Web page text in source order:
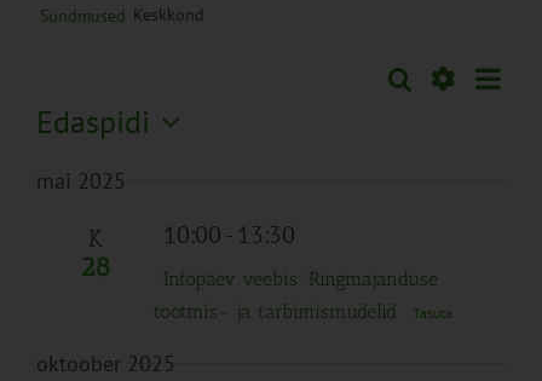
Sündmused Keskkond
Sündmused
Otsi
Edaspidi
kuupäev.
mai 2025
K
28
10:00- 13:30
Infopäev veebis: Ringmajanduse
tootmis- ja tarbimismudelid
Tasuta
oktoober 2025